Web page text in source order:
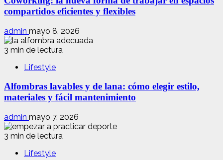
compartidos eficientes y flexibles
admin mayo 8, 2026
3 min de lectura
Lifestyle
Alfombras lavables y de lana: cómo elegir estilo,
materiales y fácil mantenimiento
admin mayo 7, 2026
3 min de lectura
Lifestyle